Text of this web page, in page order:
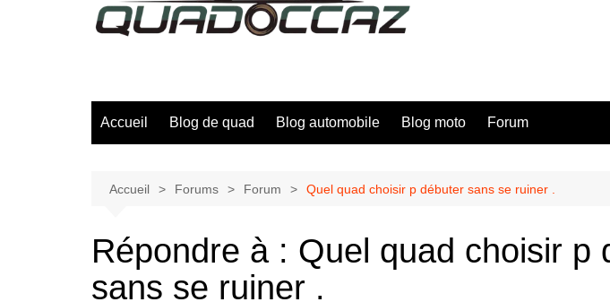
Accueil Blog de quad Blog automobile Blog moto Forum
Accueil Forums Forum Quel quad choisir p débuter sans se ruiner .
Répondre à : Quel quad choisir p
sans se ruiner .